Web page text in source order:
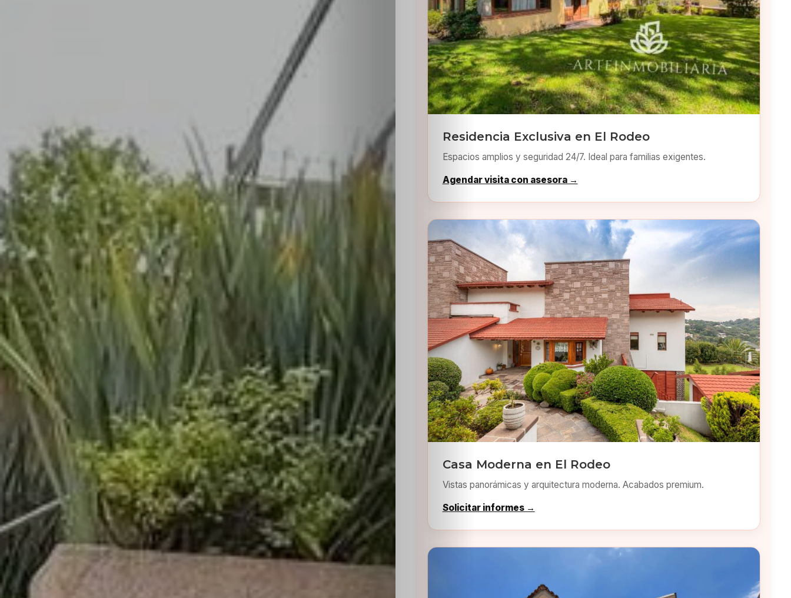
Inicio
Casting
Bershka
Residencia Exclusiva en El Rodeo
Espacios amplios y seguridad 24/7. Ideal para familias exigentes.
Agendar visita con asesora →
Casa Moderna en El Rodeo
Vistas panorámicas y arquitectura moderna. Acabados premium.
Solicitar informes →